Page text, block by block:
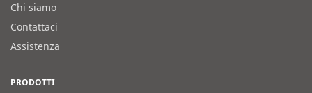
Chi siamo
Contattaci
Assistenza
PRODOTTI